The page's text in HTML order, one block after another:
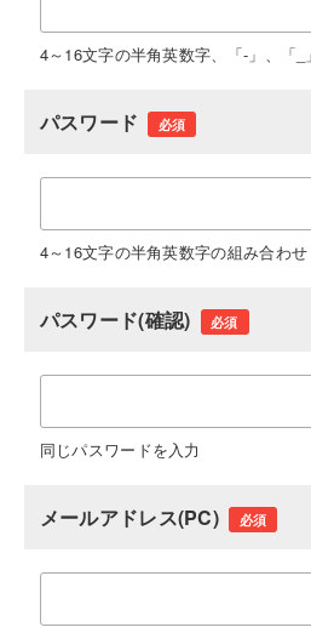
4～16文字の半角英数字、「-」、「_
パスワード 必須
4～16文字の半角英数字の組み合わせ
パスワード(確認) 必須
同じパスワードを入力
メールアドレス(PC) 必須